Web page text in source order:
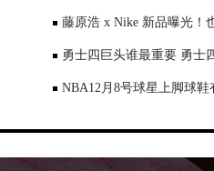
藤原浩 x Nike 新品曝光！
勇士四巨头谁最重要 勇士
NBA12月8号球星上脚球